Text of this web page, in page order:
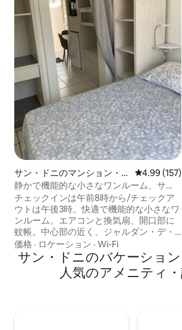
サン・ドニのマンション・ア
パート
レビュー
4.99 (157)
静かで機能的な小さなワンルーム、サ
ン・テニス中心部
チェックインは午前8時から/チェックア
ウトは午後3時。快適で機能的な小さなワ
ンルーム。エアコンと換気扇、開口部に
蚊帳。中心部の近く、ジャルダン・デ・
レタートの近く。2名様、禁煙。 バス、空
港シャトルバスまで5分。GR-R2
Diagonale des fousに最適。テレビベッ
ド、光ファイバーWi-Fi、小さなバスルー
価格 · ロケーション · Wi-Fi
サン・ドニのバケーショ
人気のアメニティ